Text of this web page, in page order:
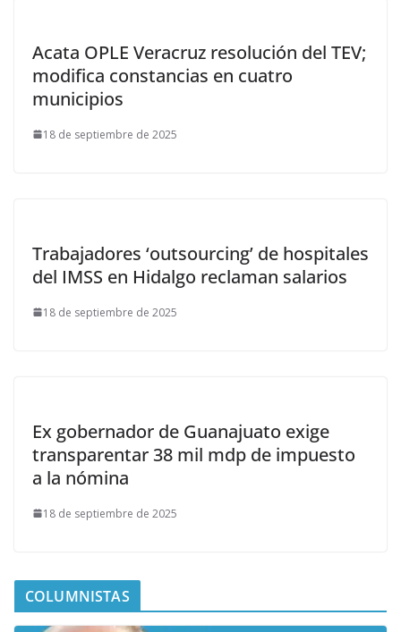
Acata OPLE Veracruz resolución del TEV;
modifica constancias en cuatro
municipios
18 de septiembre de 2025
Trabajadores ‘outsourcing’ de hospitales
del IMSS en Hidalgo reclaman salarios
18 de septiembre de 2025
Ex gobernador de Guanajuato exige
transparentar 38 mil mdp de impuesto
a la nómina
18 de septiembre de 2025
COLUMNISTAS